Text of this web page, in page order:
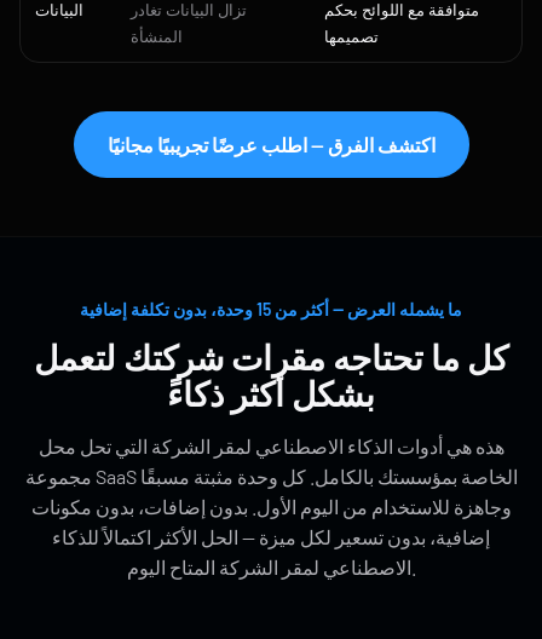
البيانات
تزال البيانات تغادر
المنشأة
متوافقة مع اللوائح بحكم
تصميمها
اكتشف الفرق — اطلب عرضًا تجريبيًا مجانيًا
ما يشمله العرض — أكثر من 15 وحدة، بدون تكلفة إضافية
كل ما تحتاجه مقرات شركتك لتعمل
بشكل أكثر ذكاءً
هذه هي أدوات الذكاء الاصطناعي لمقر الشركة التي تحل محل
مجموعة SaaS الخاصة بمؤسستك بالكامل. كل وحدة مثبتة مسبقًا
وجاهزة للاستخدام من اليوم الأول. بدون إضافات، بدون مكونات
إضافية، بدون تسعير لكل ميزة — الحل الأكثر اكتمالاً للذكاء